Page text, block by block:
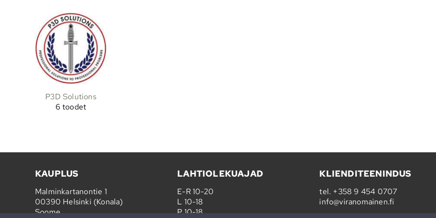
P3D Solutions
6 toodet
KAUPLUS
Malminkartanontie 1
00390 Helsinki (Konala)
Soome
LAHTIOLEKUAJAD
E-R 10-20
L 10-18
P 10-18
KLIENDITEENINDUS
tel. +358 9 454 0707
info@viranomainen.fi